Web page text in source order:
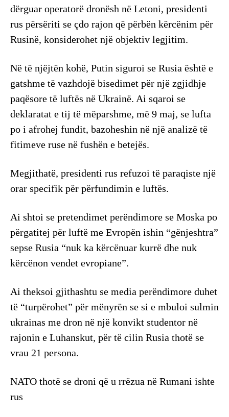
dërguar operatorë dronësh në Letoni, presidenti
rus përsëriti se çdo rajon që përbën kërcënim për
Rusinë, konsiderohet një objektiv legjitim.
Në të njëjtën kohë, Putin siguroi se Rusia është e
gatshme të vazhdojë bisedimet për një zgjidhje
paqësore të luftës në Ukrainë. Ai sqaroi se
deklaratat e tij të mëparshme, më 9 maj, se lufta
po i afrohej fundit, bazoheshin në një analizë të
fitimeve ruse në fushën e betejës.
Megjithatë, presidenti rus refuzoi të paraqiste një
orar specifik për përfundimin e luftës.
Ai shtoi se pretendimet perëndimore se Moska po
përgatitej për luftë me Evropën ishin “gënjeshtra”
sepse Rusia “nuk ka kërcënuar kurrë dhe nuk
kërcënon vendet evropiane”.
Ai theksoi gjithashtu se media perëndimore duhet
të “turpërohet” për mënyrën se si e mbuloi sulmin
ukrainas me dron në një konvikt studentor në
rajonin e Luhanskut, për të cilin Rusia thotë se
vrau 21 persona.
NATO thotë se droni që u rrëzua në Rumani ishte
rus